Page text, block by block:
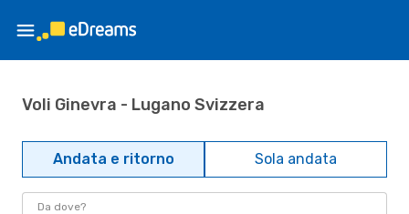
Voli Ginevra - Lugano Svizzera
Andata e ritorno Sola andata
Da dove?